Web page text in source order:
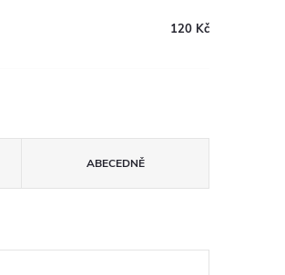
120 Kč
ABECEDNĚ